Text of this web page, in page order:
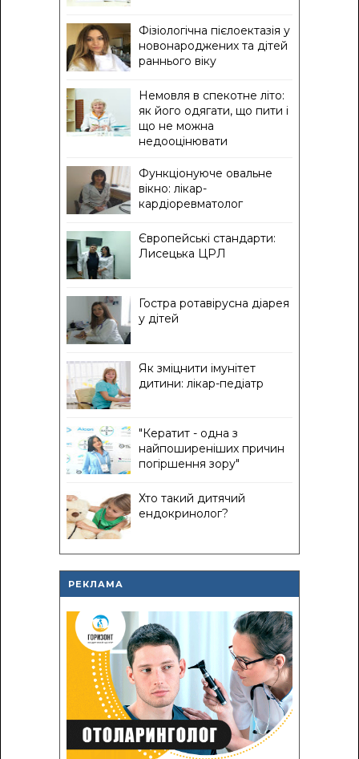
Фізіологічна пієлоектазія у
новонароджених та дітей
раннього віку
Немовля в спекотне літо:
як його одягати, що пити і
що не можна
недооцінювати
Функціонуюче овальне
вікно: лікар-
кардіоревматолог
Європейські стандарти:
Лисецька ЦРЛ
Гостра ротавірусна діарея
у дітей
Як зміцнити імунітет
дитини: лікар-педіатр
"Кератит - одна з
найпоширеніших причин
погіршення зору"
Хто такий дитячий
ендокринолог?
РЕКЛАМА